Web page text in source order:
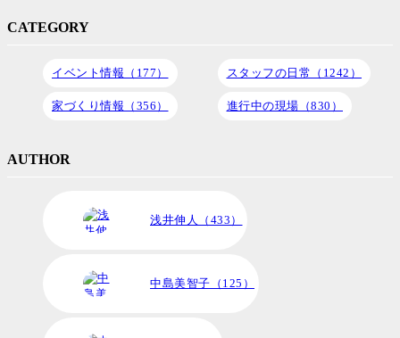
CATEGORY
イベント情報（177） スタッフの日常（1242）
家づくり情報（356） 進行中の現場（830）
AUTHOR
浅井伸人（433）
中島美智子（125）